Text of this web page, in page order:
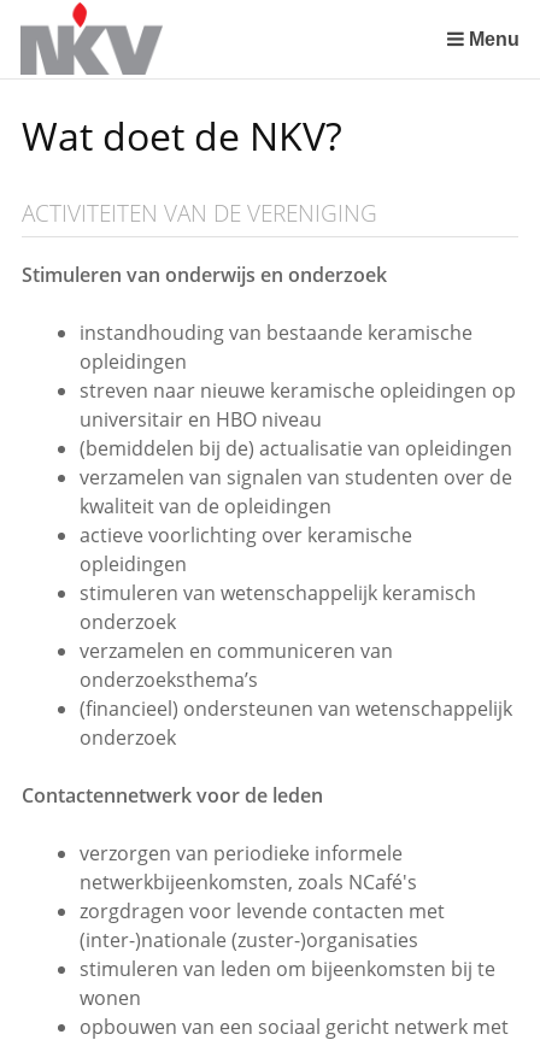
links
over
naar
de
Spring
naar
het
Menu
Wat doet de NKV?
ACTIVITEITEN VAN DE VERENIGING
Stimuleren van onderwijs en onderzoek
instandhouding van bestaande keramische
opleidingen
streven naar nieuwe keramische opleidingen op
universitair en HBO niveau
(bemiddelen bij de) actualisatie van opleidingen
verzamelen van signalen van studenten over de
kwaliteit van de opleidingen
actieve voorlichting over keramische
opleidingen
stimuleren van wetenschappelijk keramisch
onderzoek
verzamelen en communiceren van
onderzoeksthema’s
(financieel) ondersteunen van wetenschappelijk
onderzoek
Contactennetwerk voor de leden
verzorgen van periodieke informele
netwerkbijeenkomsten, zoals NCafé's
zorgdragen voor levende contacten met
(inter-)nationale (zuster-)organisaties
stimuleren van leden om bijeenkomsten bij te
wonen
opbouwen van een sociaal gericht netwerk met